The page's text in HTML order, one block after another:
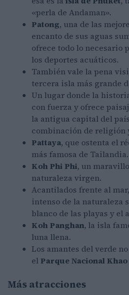
«perla de Andaman».
Patong, una de las
encanto de sus aguas
ofrece todo lo necesario
los deportes acuáticos.
También vale la pena
tercera isla más grande
Un lugar donde la
con fuerza y ​​ofrece
la antigua capital del
combinación de religión
Pattaya, que ostenta el
más famosa de Tailandia.
Koh Phi Phi, un
naturaleza virgen.
Acantilados frente al
intenso de la naturaleza
blanco de las playas y el
Koh Panghan, la isla
luna llena.
Los amantes del verde
el Parque Nacional Khao
Más atracciones